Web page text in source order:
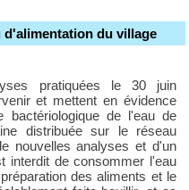
d'alimentation du village
pratiquées le 30 juin
et mettent en évidence
bactériologique de l'eau de
distribuée sur le réseau
nouvelles analyses et d'un
interdit de consommer l'eau
des aliments et le